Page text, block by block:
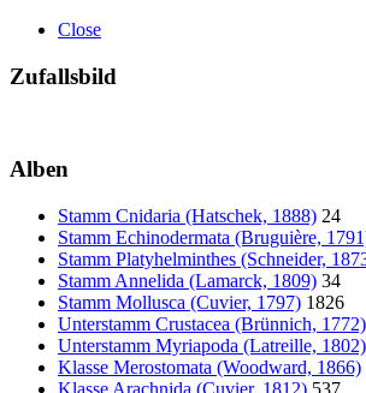
Close
Zufallsbild
Alben
Stamm Cnidaria (Hatschek, 1888) 24
Stamm Echinodermata (Bruguière,
Stamm Platyhelminthes (Schneider,
Stamm Annelida (Lamarck, 1809) 34
Stamm Mollusca (Cuvier, 1797) 1826
Unterstamm Crustacea (Brünnich, 1772)
Unterstamm Myriapoda (Latreille, 1802)
Klasse Merostomata (Woodward, 1866)
Klasse Arachnida (Cuvier, 1812) 537